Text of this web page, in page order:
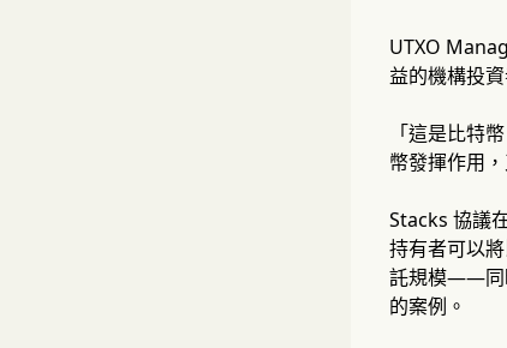
UTXO
益的機構投資
「這是比特
幣發揮作用
Stacks 協議
持有者可以
託規模——同
的案例。